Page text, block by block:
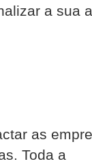
a sua
as
Toda a